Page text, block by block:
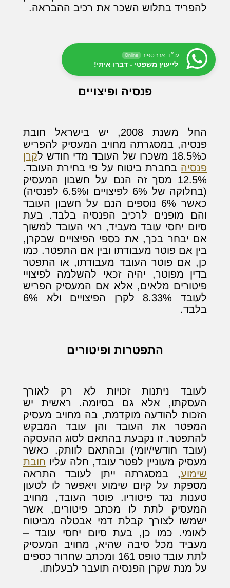
להפריד בתלוש השכר את רכיב ההבראה.
עו״ד ארז ספיר Online
לייעוץ משפטי - דברו איתי!
פנסיה ופיצויים
החל משנת 2008, יש בישראל חובת
פנסיה, במסגרתה מחויב המעסיק להפריש
כ18.5% משכרו של העובד מדי חודש ל
קרן
פנסיה בחברת ביטוח על פי בחירת העובד.
12.5% מסך זה הנם על חשבון המעסיק
(בחלוקה של 6% לפיצויים ו6.5% לפנסיה)
כאשר 6% נוספים הנם על חשבון העובד
והם מופנים לרכיב הפנסיה בלבד. בעת
סיום יחסי עובד מעביד, ראי העובד למשוך
אם יבחר בכך, את כספי הפיצויים שבקרן,
בין אם פוטר מעבודתו ובין אם התפטר. כמו
כן, אם פוטר העובד מעבודתו, או התפטר
בדין מפוטר, יהיה זכאי להשלמה לפיצויי
פיטורים מלאים, אלא אם המעסיק הפריש
לעובד 8.33% לקרן הפיצויים ולא 6%
בלבד.
התפטרות ופיטורים
לעובד ניתנות זכויות לא רק לאורך
העסקתו, אלא גם בסיומה. ראשית יש
הזכות להודעה מוקדמת, בה מחויב מעסיק
המפטר את העובד והן עובד המבקש
להתפטר. זו נקבעת בהתאם לסוג ההעסקה
(עובד חודשי/יומי) ובהתאם לוותק. כאשר
מעסיק מעוניין לפטר עובד, חלה עליו חובת
שימוע, במסגרתה ייתן לעובד התראה
מספקת על קיום שימוע ויאפשר לו לטעון
טענות נגד פיטוריו. פוטר העובד, מחויב
המעסיק לתת לו מכתב פיטורים, אשר
ישמשו לצורך קבלת דמי אבטלה מביטוח
לאומי. כמו כן, בעת סיום יחסי עובד –
מעביד מכל סיבה שהיא, מחויב המעסיק
לתת עובד טופס 161 ומכתב שחרור כספים
על מנת שקרן הפנסיה תועבר לבעלותו.